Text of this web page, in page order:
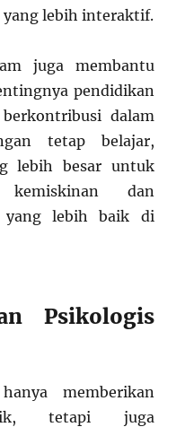
yang lebih interaktif.
juga membantu
pendidikan
dalam
tetap belajar,
lebih besar untuk
dan
yang lebih baik di
Psikologis
memberikan
tetapi juga